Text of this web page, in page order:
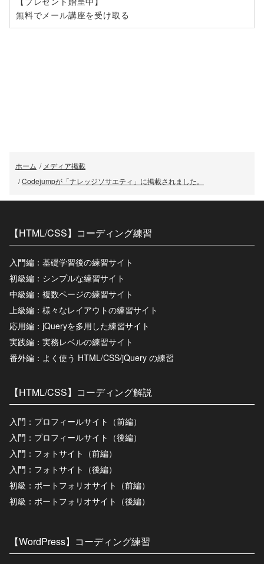
無料でメール講座を受け取る
ホーム / メディア掲載
/Codejumpが「ナレッジソサエティ」に掲載されました。
【HTML/CSS】コーディング練習
入門編：基礎学習後の練習サイト
初級編：シンプルな練習サイト
中級編：複数ページの練習サイト
上級編：様々なレイアウトの練習サイト
応用編：jQueryを多用した練習サイト
実践編：実務レベルの練習サイト
番外編：よく使う HTML/CSS/jQuery の練習
【HTML/CSS】コーディング解説
入門：プロフィールサイト（前編）
入門：プロフィールサイト（後編）
入門：フォトサイト（前編）
入門：フォトサイト（後編）
初級：ポートフォリオサイト（前編）
初級：ポートフォリオサイト（後編）
【WordPress】コーディング練習